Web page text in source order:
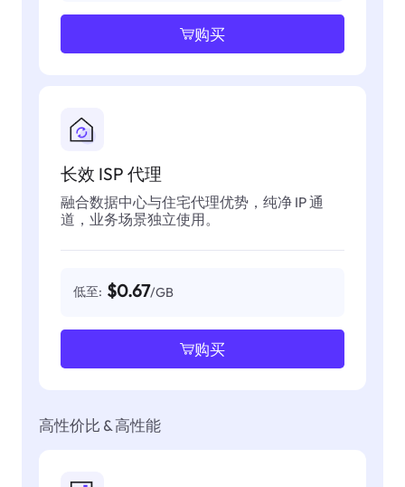
购买
长效 ISP 代理
融合数据中心与住宅代理优势，纯净 IP 通
道，业务场景独立使用。
低至: $0.67/GB
购买
高性价比 & 高性能